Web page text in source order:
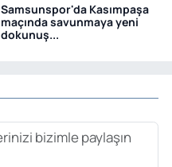
Samsunspor'da Kasımpaşa
maçında savunmaya yeni
dokunuş...